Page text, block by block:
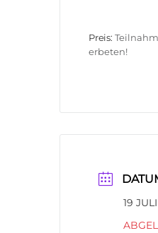
Preis:
erbeten!
19